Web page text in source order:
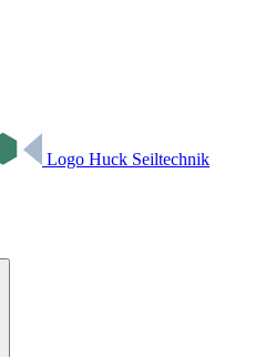
Logo Huck Seiltechnik